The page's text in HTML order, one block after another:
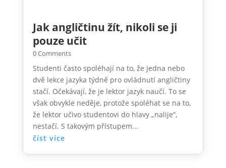
Jak angličtinu žít, nikoli se ji
pouze učit
0 Comments
Studenti často spoléhají na to, že jedna nebo
dvě lekce jazyka týdně pro ovládnutí angličtiny
stačí. Očekávají, že je lektor jazyk naučí. To se
však obvykle neděje, protože spoléhat se na to,
že lektor učivo studentovi do hlavy „nalije“,
nestačí. S takovým přístupem...
číst více